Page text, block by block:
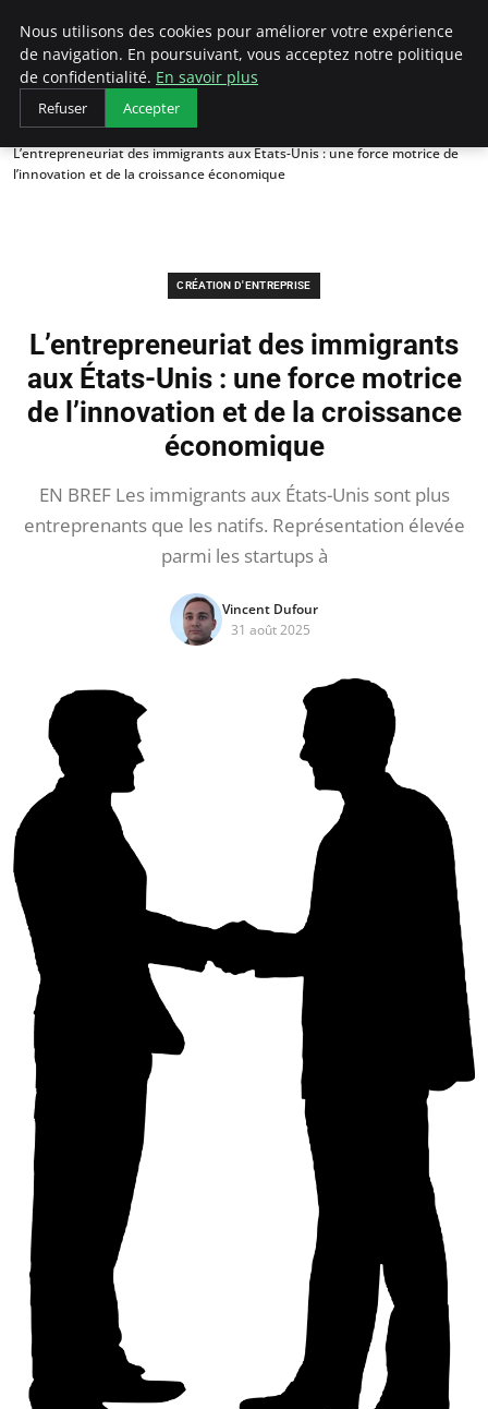
LECFCM
Accueil
Création d'entreprise
L’entrepreneuriat des immigrants aux États-Unis : une force motrice de
l’innovation et de la croissance économique
CRÉATION D'ENTREPRISE
L’entrepreneuriat des immigrants
aux États-Unis : une force motrice
de l’innovation et de la croissance
économique
EN BREF Les immigrants aux États-Unis sont plus
entreprenants que les natifs. Représentation élevée
parmi les startups à
Vincent Dufour
31 août 2025
Nous utilisons des cookies pour améliorer votre expérience
de navigation. En poursuivant, vous acceptez notre politique
de confidentialité. En savoir plus
Refuser Accepter